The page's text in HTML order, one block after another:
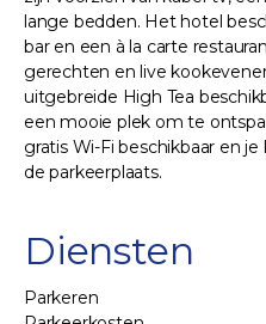
lange bedden. Het hotel
bar en een à la carte
gerechten en live
uitgebreide High Tea
een mooie plek om te
gratis Wi-Fi beschikbaar en
de parkeerplaats.
Diensten
Parkeren